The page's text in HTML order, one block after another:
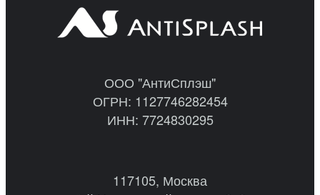
ООО "АнтиСплэш"
ОГРН: 1127746282454
ИНН: 7724830295
117105, Москва